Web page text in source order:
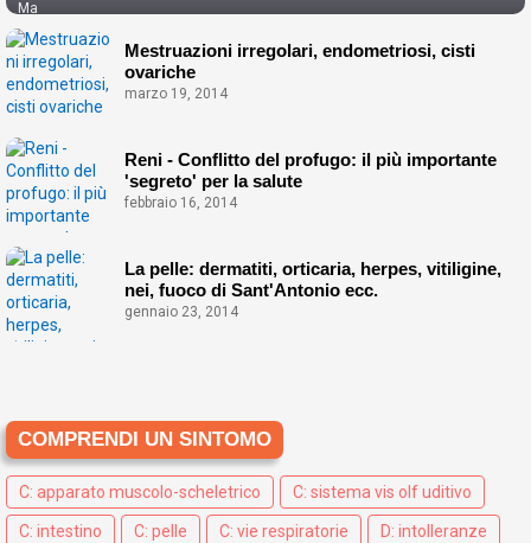
Mestruazioni irregolari, endometriosi, cisti
ovariche
marzo 19, 2014
Reni - Conflitto del profugo: il più importante
'segreto' per la salute
febbraio 16, 2014
La pelle: dermatiti, orticaria, herpes, vitiligine,
nei, fuoco di Sant'Antonio ecc.
gennaio 23, 2014
COMPRENDI UN SINTOMO
C: apparato muscolo-scheletrico C: sistema vis olf uditivo
C: intestino C: pelle C: vie respiratorie D: intolleranze